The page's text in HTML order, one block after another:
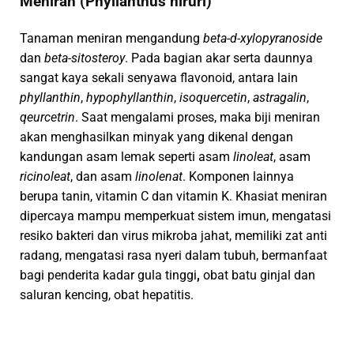
Tanaman meniran mengandung beta-d-xylopyranoside
dan beta-sitosteroy. Pada bagian akar serta daunnya
sangat kaya sekali senyawa flavonoid, antara lain
phyllanthin, hypophyllanthin, isoquercetin, astragalin,
qeurcetrin. Saat mengalami proses, maka biji meniran
akan menghasilkan minyak yang dikenal dengan
kandungan asam lemak seperti asam linoleat, asam
ricinoleat, dan asam linolenat. Komponen lainnya
berupa tanin, vitamin C dan vitamin K. Khasiat meniran
dipercaya mampu memperkuat sistem imun, mengatasi
resiko bakteri dan virus mikroba jahat, memiliki zat anti
radang, mengatasi rasa nyeri dalam tubuh, bermanfaat
bagi penderita kadar gula tinggi, obat batu ginjal dan
saluran kencing, obat hepatitis.